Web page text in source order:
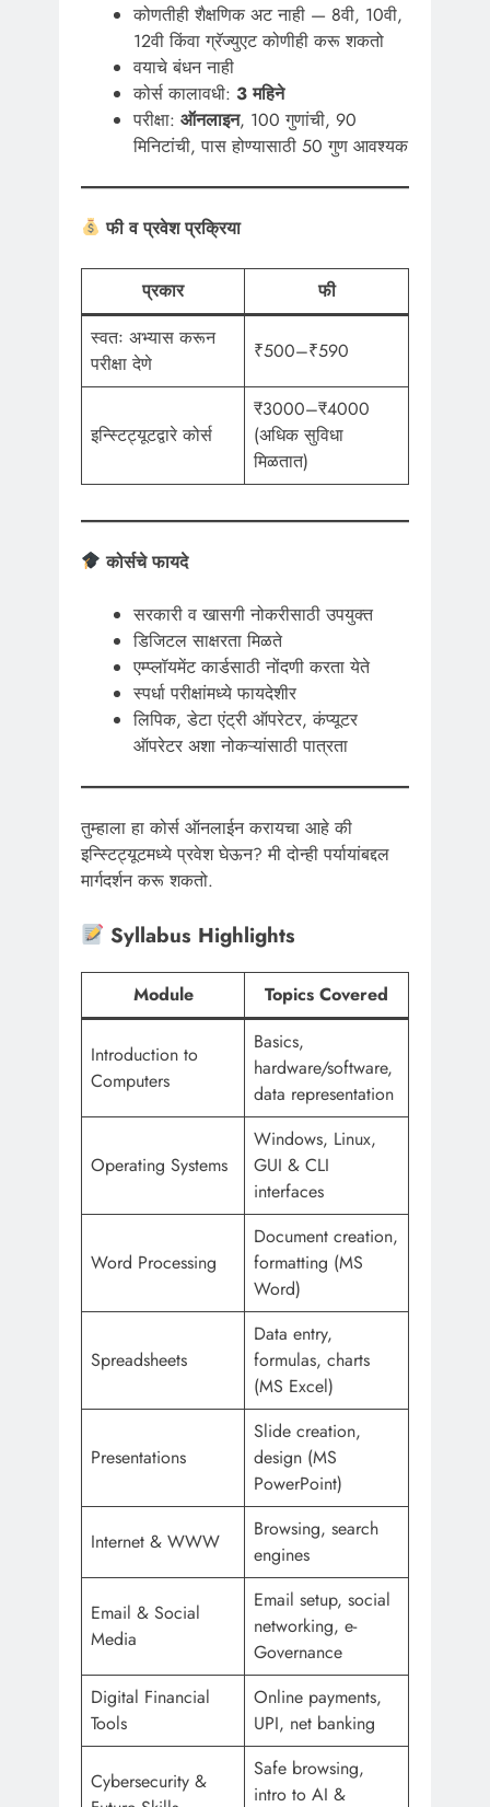
कोणतीही शैक्षणिक अट नाही — 8वी, 10वी,
12वी किंवा ग्रॅज्युएट कोणीही करू शकतो
वयाचे बंधन नाही
कोर्स कालावधी: 3 महिने
परीक्षा: ऑनलाइन, 100 गुणांची, 90
मिनिटांची, पास होण्यासाठी 50 गुण आवश्यक
फी व प्रवेश प्रक्रिया
प्रकार
फी
स्वतः अभ्यास करून
परीक्षा देणे
₹500–₹590
इन्स्टिट्यूटद्वारे कोर्स
₹3000–₹4000
(अधिक सुविधा
मिळतात)
कोर्सचे फायदे
सरकारी व खासगी नोकरीसाठी उपयुक्त
डिजिटल साक्षरता मिळते
एम्प्लॉयमेंट कार्डसाठी नोंदणी करता येते
स्पर्धा परीक्षांमध्ये फायदेशीर
लिपिक, डेटा एंट्री ऑपरेटर, कंप्यूटर
ऑपरेटर अशा नोकऱ्यांसाठी पात्रता
तुम्हाला हा कोर्स ऑनलाईन करायचा आहे की
इन्स्टिट्यूटमध्ये प्रवेश घेऊन? मी दोन्ही पर्यायांबद्दल
मार्गदर्शन करू शकतो.
Syllabus Highlights
Module Topics Covered
Introduction to
Computers
Basics,
hardware/software,
data representation
Operating Systems
Windows, Linux,
GUI & CLI
interfaces
Word Processing
Document creation,
formatting (MS
Word)
Spreadsheets
Data entry,
formulas, charts
(MS Excel)
Presentations
Slide creation,
design (MS
PowerPoint)
Internet & WWW
Browsing, search
engines
Email & Social
Media
Email setup, social
networking, e-
Governance
Digital Financial
Tools
Online payments,
UPI, net banking
Cybersecurity &
Safe browsing,
intro to AI &